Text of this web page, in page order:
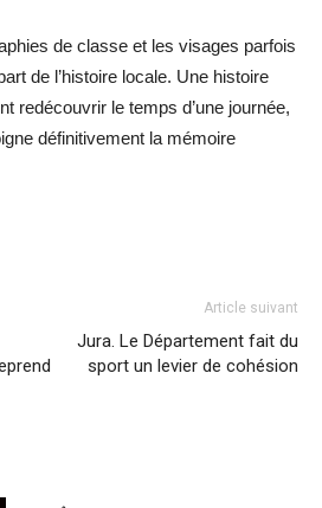
de classe et les visages parfois
de l’histoire locale. Une histoire
redécouvrir le temps d’une journée,
définitivement la mémoire
Article suivant
Jura. Le Département fait du
sport un levier de cohésion